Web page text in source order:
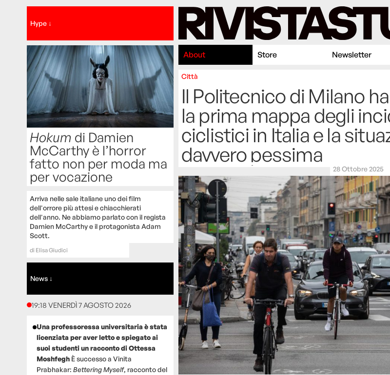
Hype ↓
Hokum di Damien
McCarthy è l’horror
fatto non per moda ma
per vocazione
Arriva nelle sale italiane uno dei film
dell'orrore più attesi e chiacchierati
dell'anno. Ne abbiamo parlato con il regista
Damien McCarthy e il protagonista Adam
Scott.
di Elisa Giudici
News ↓
19:18 VENERDÌ 7 AGOSTO 2026
Una professoressa universitaria è stata
licenziata per aver letto e spiegato ai
suoi studenti un racconto di Ottessa
Moshfegh È successo a Vinita
Prabhakar: Bettering Myself, racconto del
About Store Newsletter
Città
Il Politecnico di Milano
la prima mappa degli
ciclistici in Italia e la
davvero pessima
28 Ottobre 2025